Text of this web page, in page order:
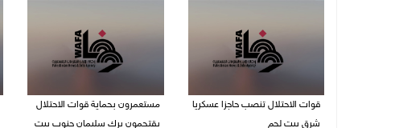
قوات الاحتلال تنصب حاجزا عسكريا
شرق بيت لحم
مستعمرون بحماية قوات الاحتلال
يقتحمون برك سليمان جنوب بيت